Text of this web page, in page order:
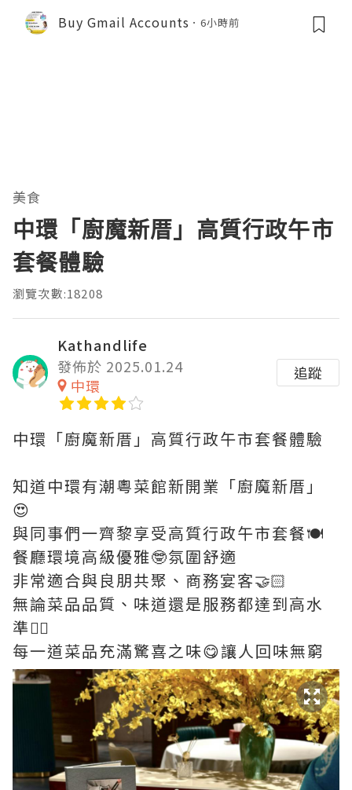
Buy Gmail Accounts 6小時前
美食
中環「廚魔新厝」高質行政午市
套餐體驗
瀏覽次數:18208
Kathandlife
發佈於 2025.01.24
中環
追蹤
中環「廚魔新厝」高質行政午市套餐體驗
知道中環有潮粵菜館新開業「廚魔新厝」
😍
與同事們一齊黎享受高質行政午市套餐🍽️
餐廳環境高級優雅🤓氛圍舒適
非常適合與良朋共聚、商務宴客🤝🏻
無論菜品品質、味道還是服務都達到高水
準👍🏻
每一道菜品充滿驚喜之味😋讓人回味無窮